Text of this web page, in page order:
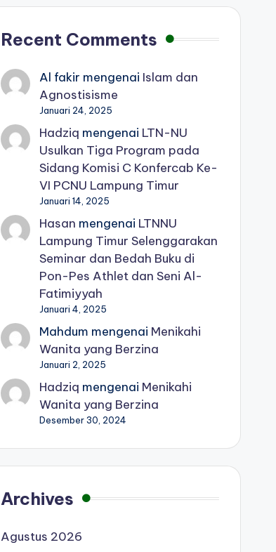
Recent Comments
Al fakir mengenai Islam dan
Agnostisisme
Januari 24, 2025
Hadziq mengenai LTN-NU
Usulkan Tiga Program pada
Sidang Komisi C Konfercab Ke-
VI PCNU Lampung Timur
Januari 14, 2025
Hasan mengenai LTNNU
Lampung Timur Selenggarakan
Seminar dan Bedah Buku di
Pon-Pes Athlet dan Seni Al-
Fatimiyyah
Januari 4, 2025
Mahdum mengenai Menikahi
Wanita yang Berzina
Januari 2, 2025
Hadziq mengenai Menikahi
Wanita yang Berzina
Desember 30, 2024
Archives
Agustus 2026